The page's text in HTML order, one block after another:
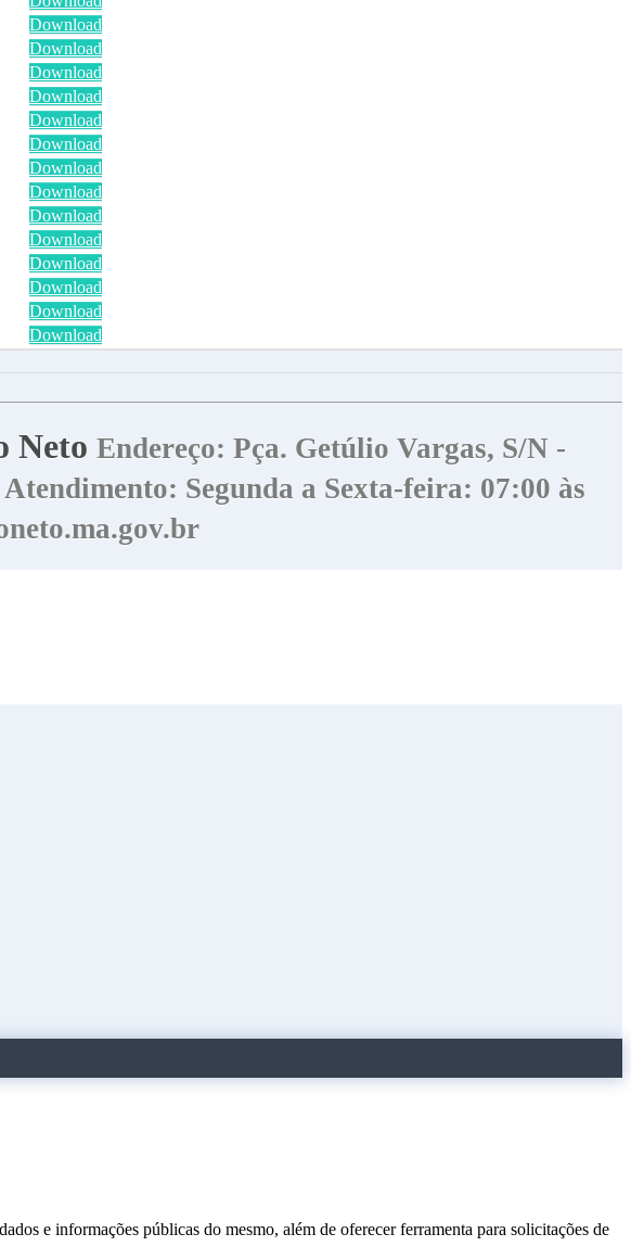
Download
Download
Download
Download
Download
Download
Download
Download
Download
Download
Download
Download
Download
Download
Neto Endereço: Pça. Getúlio Vargas, S/N -
Segunda a Sexta-feira: 07:00 às
e informações públicas do mesmo, além de oferecer ferramenta para solicitações de